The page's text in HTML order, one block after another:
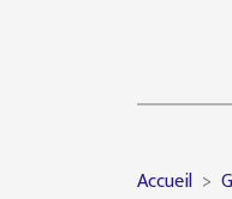
Accueil